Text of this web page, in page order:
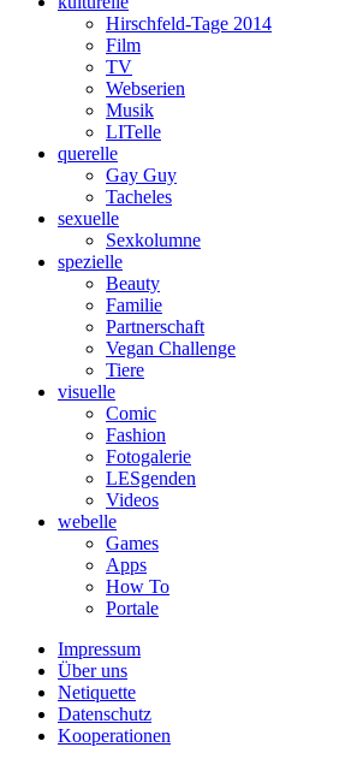
Hirschfeld-Tage 2014
Film
TV
Webserien
Musik
LITelle
querelle
Gay Guy
Tacheles
sexuelle
Sexkolumne
spezielle
Beauty
Familie
Partnerschaft
Vegan Challenge
Tiere
visuelle
Comic
Fashion
Fotogalerie
LESgenden
Videos
webelle
Games
Apps
How To
Portale
Impressum
Über uns
Netiquette
Datenschutz
Kooperationen